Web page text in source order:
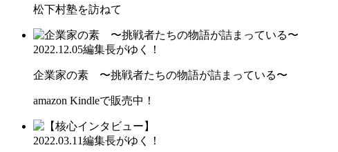
松下村塾を訪ねて
2022.12.05編集長がゆく！
企業家の素 〜挑戦者たちの物語が詰まっている〜
amazon Kindleで販売中！
2022.03.11編集長がゆく！